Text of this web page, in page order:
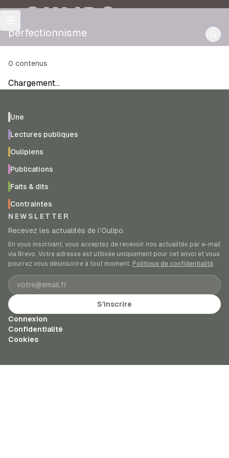
OULIPO
perfectionnisme
0 contenus
Chargement…
Une
Lectures publiques
Oulipiens
Publications
Faits & dits
Contraintes
NEWSLETTER
Recevez les actualités de l’Oulipo.
En vous inscrivant, vous acceptez de recevoir nos actualités par e-mail
via Brevo. Votre adresse est utilisée uniquement pour cet envoi et vous
pourrez vous désinscrire à tout moment. Politique de confidentialité.
Adresse e-mail
S’inscrire
Connexion
Confidentialité
Cookies